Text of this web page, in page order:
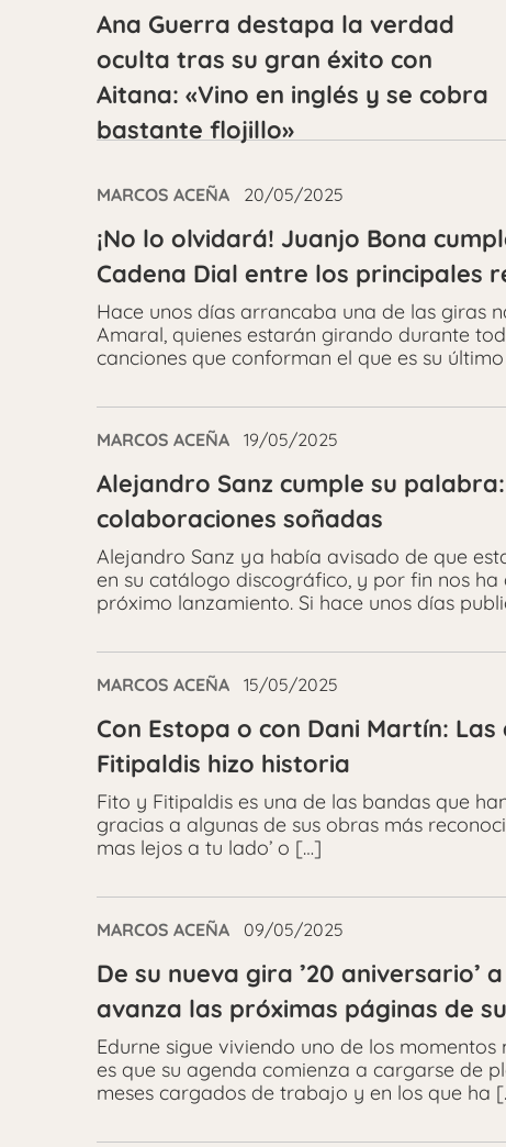
Ana Guerra destapa la verdad
oculta tras su gran éxito con
Aitana: «Vino en inglés y se cobra
bastante flojillo»
MARCOS ACEÑA 20/05/2025
¡No lo olvidará! Juanjo Bona
Cadena Dial entre los principales
Hace unos días arrancaba una de las giras
Amaral, quienes estarán girando durante
canciones que conforman el que es su
MARCOS ACEÑA 19/05/2025
Alejandro Sanz cumple su
colaboraciones soñadas
Alejandro Sanz ya había avisado de que
en su catálogo discográfico, y por fin nos
próximo lanzamiento. Si hace unos días
MARCOS ACEÑA 15/05/2025
Con Estopa o con Dani Martín:
Fitipaldis hizo historia
Fito y Fitipaldis es una de las bandas que
gracias a algunas de sus obras más
mas lejos a tu lado’ o […]
MARCOS ACEÑA 09/05/2025
De su nueva gira ’20
avanza las próximas páginas de
Edurne sigue viviendo uno de los
es que su agenda comienza a cargarse de
meses cargados de trabajo y en los que ha